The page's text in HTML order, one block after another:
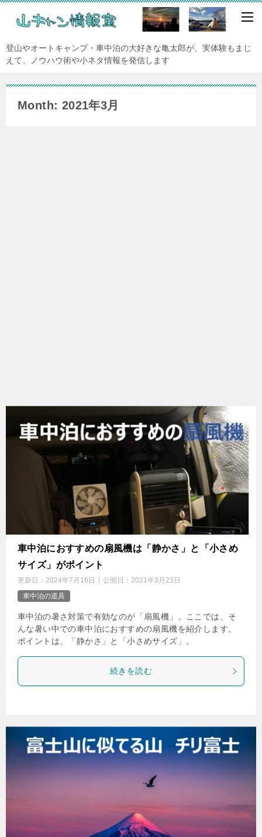
登山やオートキャンプ・車中泊の大好きな亀太郎が、実体験もまじ
えて、ノウハウ術や小ネタ情報を発信します
Month: 2021年3月
車中泊におすすめの扇風機は「静かさ」と「小さめ
サイズ」がポイント
更新日： 2024年7月16日 公開日： 2021年3月23日
車中泊の道具
車中泊の暑さ対策で有効なのが「扇風機」。ここでは、そ
んな暑い中での車中泊におすすめの扇風機を紹介します。
ポイントは、「静かさ」と「小さめサイズ」。
続きを読む